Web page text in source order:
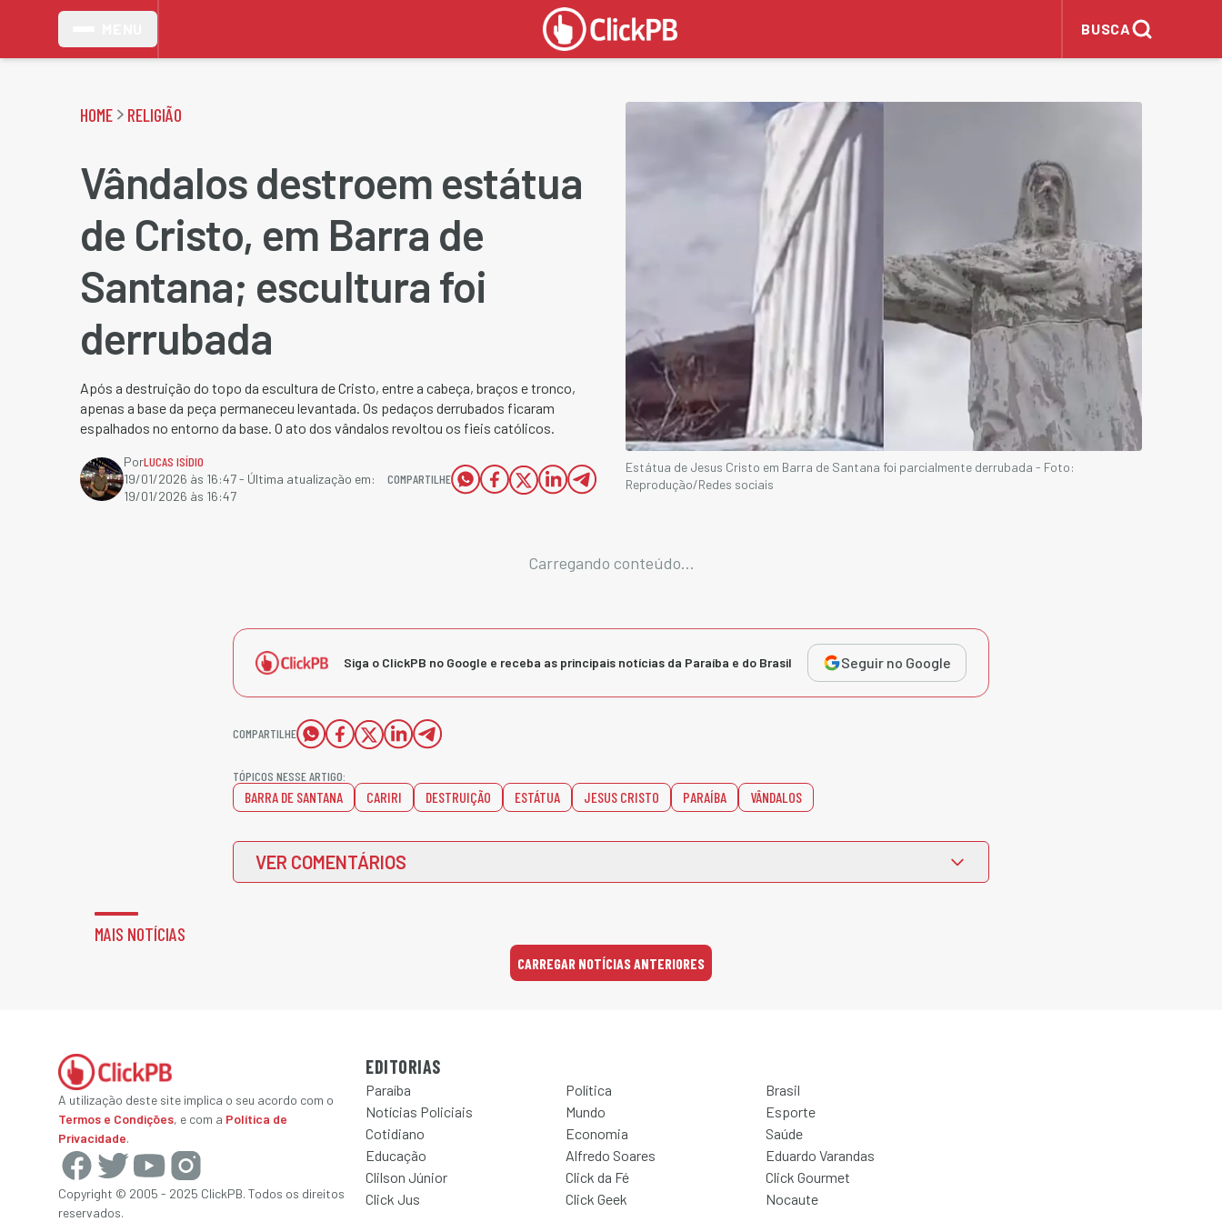
BUSCA
HOME RELIGIÃO
Vândalos destroem estátua
de Cristo, em Barra de
Santana; escultura foi
derrubada
Após a destruição do topo da escultura de Cristo, entre a cabeça, braços e tronco,
apenas a base da peça permaneceu levantada. Os pedaços derrubados ficaram
espalhados no entorno da base. O ato dos vândalos revoltou os fieis católicos.
PorLUCAS ISÍDIO
19/01/2026 às 16:47- Última atualização em:
19/01/2026 às 16:47
COMPARTILHE
Estátua de Jesus Cristo em Barra de Santana foi parcialmente derrubada - Foto:
Reprodução/Redes sociais
Carregando conteúdo...
Siga o ClickPB no Google e receba as principais notícias da Paraíba e do Brasil Seguir no Google
COMPARTILHE
TÓPICOS NESSE ARTIGO:
BARRA DE SANTANA CARIRI DESTRUIÇÃO ESTÁTUA JESUS CRISTO PARAÍBA VÂNDALOS
VER COMENTÁRIOS
MAIS NOTÍCIAS
CARREGAR NOTÍCIAS ANTERIORES
A utilização deste site implica o seu acordo com o
Termos e Condições, e com a Política de
Privacidade.
Copyright © 2005 - 2025 ClickPB. Todos os direitos
reservados.
EDITORIAS
Paraíba Política
Brasil
Notícias Policiais
Mundo
Esporte
Cotidiano
Economia
Saúde
Educação
Alfredo Soares
Eduardo Varandas
Clilson Júnior
Click da Fé
Click Gourmet
Click Jus
Click Geek Nocaute